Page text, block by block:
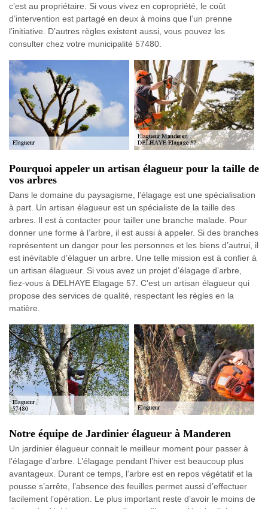
c’est au propriétaire. Si vous vivez en copropriété, le coût
d’intervention est partagé en deux à moins que l’un prenne
l’initiative. D’autres règles existent aussi, vous pouvez les
consulter chez votre municipalité 57480.
Pourquoi appeler un artisan élagueur pour la taille de
vos arbres
Dans le domaine du paysagisme, l’élagage est une spécialisation
à part. Un artisan élagueur est un spécialiste de la taille des
arbres. Il est à contacter pour tailler une branche malade. Pour
donner une forme à l’arbre, il est aussi à appeler. Si des branches
représentent un danger pour les personnes et les biens d’autrui, il
est inévitable d’élaguer un arbre. Une telle mission est à confier à
un artisan élagueur. Si vous avez un projet d’élagage d’arbre,
fiez-vous à DELHAYE Elagage 57. C’est un artisan élagueur qui
propose des services de qualité, respectant les règles en la
matière.
Notre équipe de Jardinier élagueur à Manderen
Un jardinier élagueur connait le meilleur moment pour passer à
l’élagage d’arbre. L’élagage pendant l’hiver est beaucoup plus
avantageux. Durant ce temps, l’arbre est en repos végétatif et la
pousse s’arrête, l’absence des feuilles permet aussi d’effectuer
facilement l’opération. Le plus important reste d’avoir le moins de